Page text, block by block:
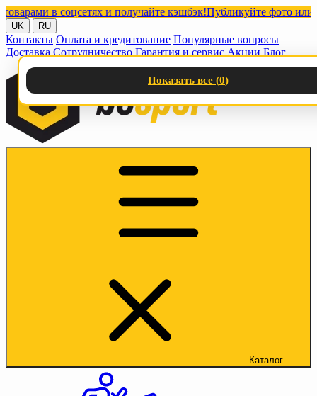
в соцсетях и получайте кэшбэк!Публикуйте фото или
UK RU
Контакты Оплата и кредитование Популярные вопросы
Доставка Сотрудничество Гарантия и сервис Акции Блог
Каталог
Показать все (0)